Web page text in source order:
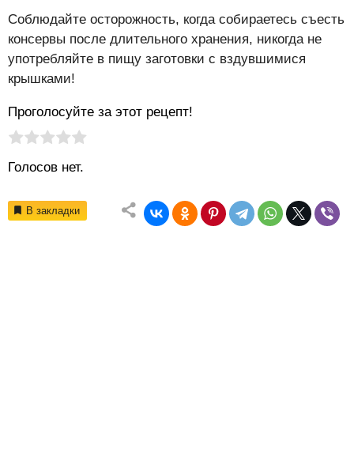
Соблюдайте осторожность, когда собираетесь съесть
консервы после длительного хранения, никогда не
употребляйте в пищу заготовки с вздувшимися
крышками!
Проголосуйте за этот рецепт!
Рейтинг статьи:
Голосов нет.
В закладки